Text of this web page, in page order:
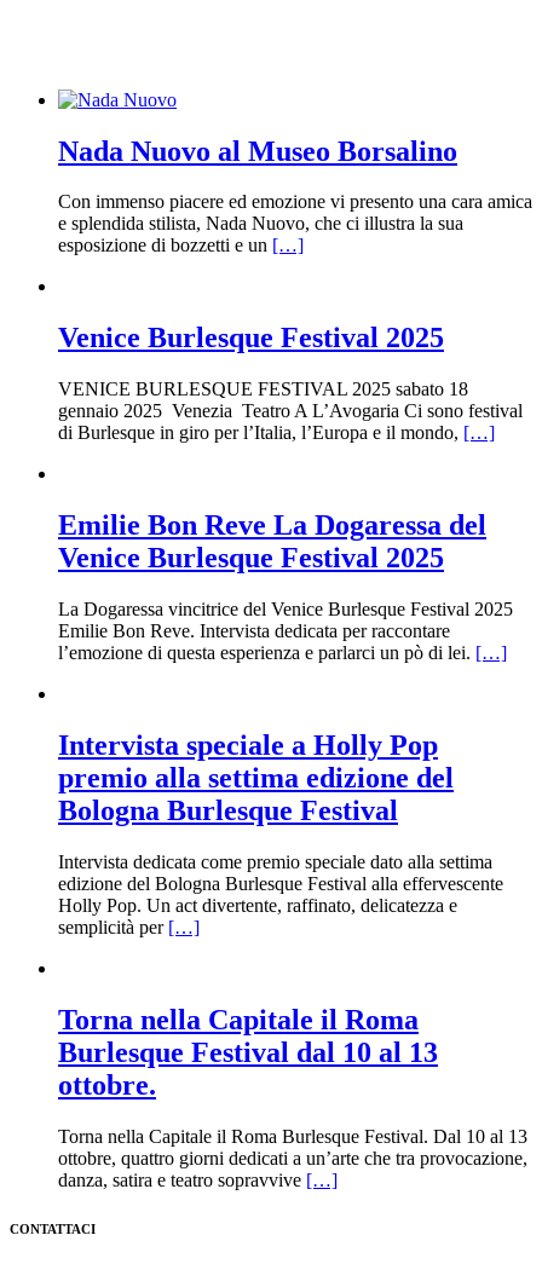
Nada Nuovo al Museo Borsalino
Con immenso piacere ed emozione vi presento una cara amica
e splendida stilista, Nada Nuovo, che ci illustra la sua
esposizione di bozzetti e un […]
Venice Burlesque Festival 2025
VENICE BURLESQUE FESTIVAL 2025 sabato 18
gennaio 2025 Venezia Teatro A L’Avogaria Ci sono festival
di Burlesque in giro per l’Italia, l’Europa e il mondo, […]
Emilie Bon Reve La Dogaressa del
Venice Burlesque Festival 2025
La Dogaressa vincitrice del Venice Burlesque Festival 2025
Emilie Bon Reve. Intervista dedicata per raccontare
l’emozione di questa esperienza e parlarci un pò di lei. […]
Intervista speciale a Holly Pop
premio alla settima edizione del
Bologna Burlesque Festival
Intervista dedicata come premio speciale dato alla settima
edizione del Bologna Burlesque Festival alla effervescente
Holly Pop. Un act divertente, raffinato, delicatezza e
semplicità per […]
Torna nella Capitale il Roma
Burlesque Festival dal 10 al 13
ottobre.
Torna nella Capitale il Roma Burlesque Festival. Dal 10 al 13
ottobre, quattro giorni dedicati a un’arte che tra provocazione,
danza, satira e teatro sopravvive […]
CONTATTACI